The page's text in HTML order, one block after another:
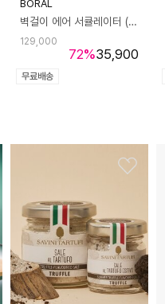
BORAL
벽걸이 에어 서큘레이터 (리모컨형) HNZ-2700RW
72%
129,000
35,900
무료배송